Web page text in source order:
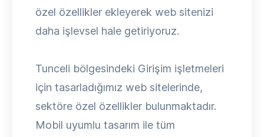
özel özellikler ekleyerek web sitenizi
daha işlevsel hale getiriyoruz.
Tunceli bölgesindeki Girişim işletmeleri
için tasarladığımız web sitelerinde,
sektöre özel özellikler bulunmaktadır.
Mobil uyumlu tasarım ile tüm